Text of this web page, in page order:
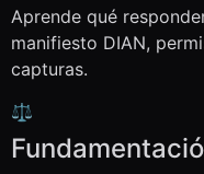
Aprende qué
manifiesto DIAN,
capturas.
⚖️